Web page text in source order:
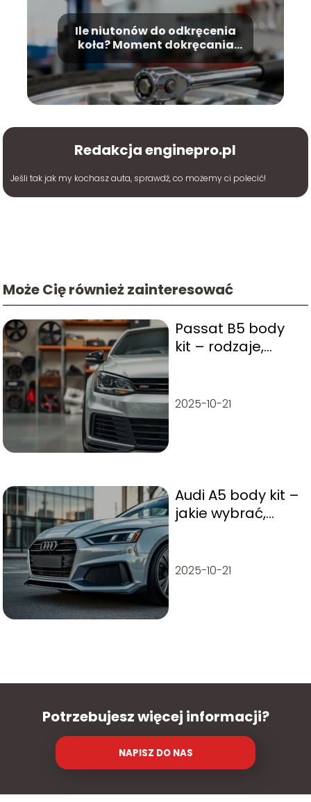
Ile niutonów do odkręcenia
koła? Moment dokręcania
śrub
Redakcja enginepro.pl
Jeśli tak jak my kochasz auta, sprawdź, co możemy ci polecić!
Może Cię również zainteresować
Passat B5 body
kit – rodzaje,
2025-10-21
Audi A5 body kit –
jakie wybrać,
2025-10-21
Potrzebujesz więcej informacji?
NAPISZ DO NAS